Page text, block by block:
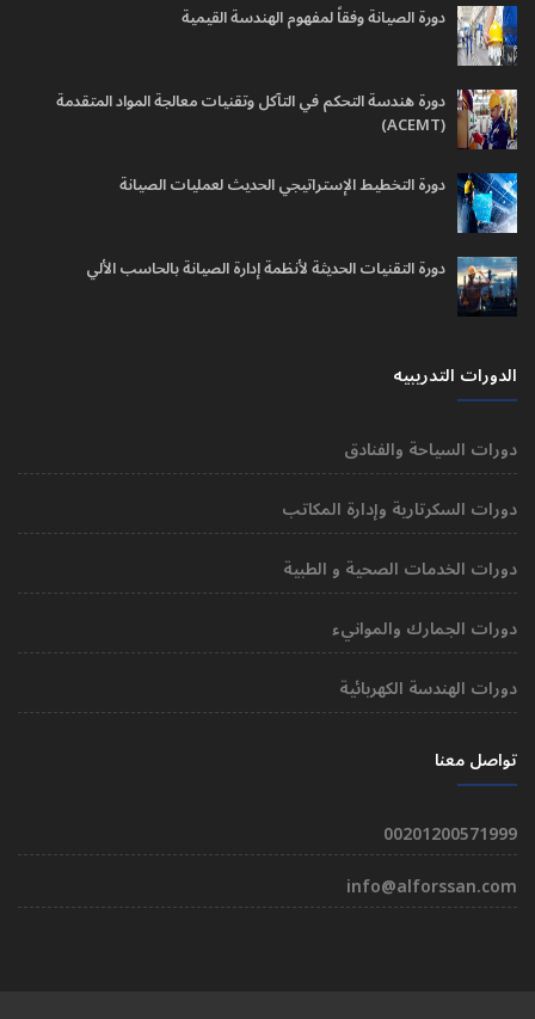
دورة الصيانة وفقاً لمفهوم الهندسة القيمية
دورة هندسة التحكم في التآكل وتقنيات معالجة المواد المتقدمة
(ACEMT)
دورة التخطيط الإستراتيجي الحديث لعمليات الصيانة
دورة التقنيات الحديثة لأنظمة إدارة الصيانة بالحاسب الألي
الدورات التدريبيه
دورات السياحة والفنادق
دورات السكرتارية وإدارة المكاتب
دورات الخدمات الصحية و الطبية
دورات الجمارك والموانيء
دورات الهندسة الكهربائية
تواصل معنا
00201200571999
info@alforssan.com